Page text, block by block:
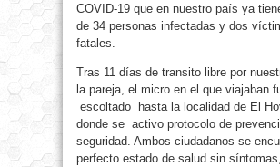
COVID-19 que en nuestro país ya
de 34 personas infectadas y dos
fatales.
Tras 11 días de transito libre por
la pareja, el micro en el que viajaban
escoltado hasta la localidad de El
donde se activo protocolo de
seguridad. Ambos ciudadanos se
perfecto estado de salud sin